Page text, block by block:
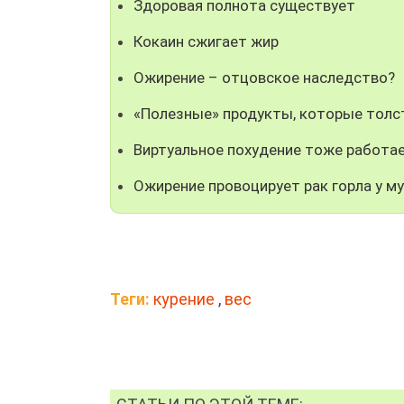
Здоровая полнота существует
Кокаин сжигает жир
Ожирение – отцовское наследство?
«Полезные» продукты, которые
Виртуальное похудение тоже
Ожирение провоцирует рак горла у
Теги: курение , вес